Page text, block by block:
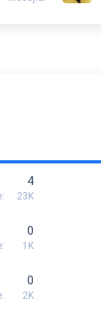
4
23K
0
1K
0
2K